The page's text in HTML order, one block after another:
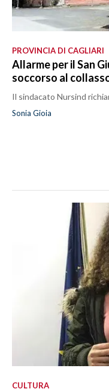
PROVINCIA DI CAGLIARI
Allarme per il San
soccorso al
Il sindacato Nursind
Sonia Gioia
CULTURA